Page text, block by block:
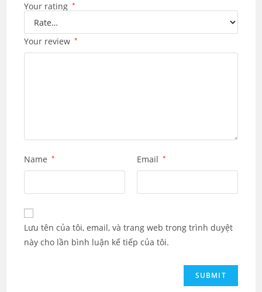
Your rating *
Your review *
Name * Email *
Lưu tên của tôi, email, và trang web trong trình duyệt
này cho lần bình luận kế tiếp của tôi.